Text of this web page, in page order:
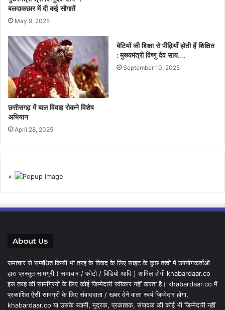
बलदाकछार में दी कई सौगातें
May 9, 2025
छत्तीसगढ़ में बाल विवाह रोकने विशेष
अभियान
April 28, 2025
बेटियों की शिक्षा से पीढ़ियाँ होती हैं शिक्षित
: मुख्यमंत्री विष्णु देव साय….
September 10, 2025
×
About Us
समाचार से सम्बंधित किसी भी तरह के विवाद के लिए साइट के कुछ तत्वों में उपयोगकर्ताओं
द्वारा प्रस्तुत सामग्री ( समाचार / फोटो / विडियो आदि ) शामिल होगी khabardaar.co
इस तरह की सामग्रियों के लिए कोई जिम्मेदारी स्वीकार नहीं करता है। khabardaar.co में
प्रकाशित ऐसी सामग्री के लिए संवाददाता / खबर देने वाला स्वयं जिम्मेदार होगा,
khabardaar.co या उसके स्वामी, मुद्रक, प्रकाशक, संपादक की कोई भी जिम्मेदारी नहीं